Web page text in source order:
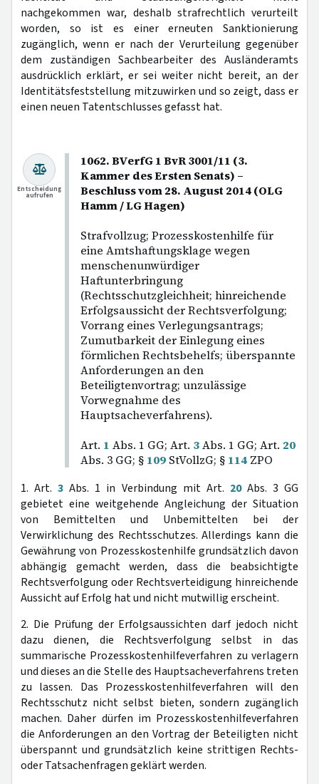
nachgekommen war, deshalb strafrechtlich verurteilt
worden, so ist es einer erneuten Sanktionierung
zugänglich, wenn er nach der Verurteilung gegenüber
dem zuständigen Sachbearbeiter des Ausländeramts
ausdrücklich erklärt, er sei weiter nicht bereit, an der
Identitätsfeststellung mitzuwirken und so zeigt, dass er
einen neuen Tatentschlusses gefasst hat.
1062. BVerfG 1 BvR 3001/11 (3.
Kammer des Ersten Senats) –
Beschluss vom 28. August 2014 (OLG
Hamm / LG Hagen)
Strafvollzug; Prozesskostenhilfe für
eine Amtshaftungsklage wegen
menschenunwürdiger
Haftunterbringung
(Rechtsschutzgleichheit; hinreichende
Erfolgsaussicht der Rechtsverfolgung;
Vorrang eines Verlegungsantrags;
Zumutbarkeit der Einlegung eines
förmlichen Rechtsbehelfs; überspannte
Anforderungen an den
Beteiligtenvortrag; unzulässige
Vorwegnahme des
Hauptsacheverfahrens).
Art. 1 Abs. 1 GG; Art. 3Abs. 1 GG; Art. 20
Abs. 3 GG; § 109 StVollzG; § 114 ZPO
Entscheidung
aufrufen
1. Art.3 Abs. 1 in Verbindung mit Art. 20Abs. 3 GG
gebietet eine weitgehende Angleichung der Situation
von Bemittelten und Unbemittelten bei der
Verwirklichung des Rechtsschutzes. Allerdings kann die
Gewährung von Prozesskostenhilfe grundsätzlich davon
abhängig gemacht werden, dass die beabsichtigte
Rechtsverfolgung oder Rechtsverteidigung hinreichende
Aussicht auf Erfolg hat und nicht mutwillig erscheint.
2. Die Prüfung der Erfolgsaussichten darf jedoch nicht
dazu dienen, die Rechtsverfolgung selbst in das
summarische Prozesskostenhilfeverfahren zu verlagern
und dieses an die Stelle des Hauptsacheverfahrens treten
zu lassen. Das Prozesskostenhilfeverfahren will den
Rechtsschutz nicht selbst bieten, sondern zugänglich
machen. Daher dürfen im Prozesskostenhilfeverfahren
die Anforderungen an den Vortrag der Beteiligten nicht
überspannt und grundsätzlich keine strittigen Rechts-
oder Tatsachenfragen geklärt werden.